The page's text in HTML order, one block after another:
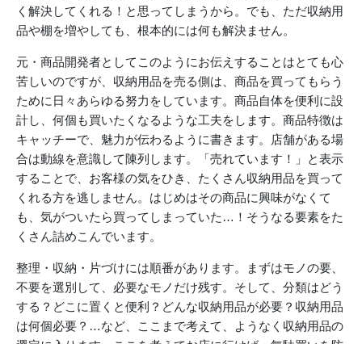
く解決してくれる！と思ってしまうから。でも、ただ収納用
品や棚を増やしても、根本的には何も解決ません。
元・商品開発者としてこのようにお伝えすることはとても心
苦しいのですが、収納用品を売る側は、商品を買ってもらう
ために日々あらゆる努力をしています。商品自体を便利に設
計し、何個も買いたくなるような工夫をします。商品特徴は
キャッチーで、魅力が伝わるように書きます。店舗がある場
合は動線を意識して陳列します。「売れています！」と表示
することで、お客様の気をひき、たくさん収納用品を買って
くれる方を逃しません。はじめはその商品に興味がなくて
も、気がついたら買ってしまっていた…！そうなる要素をた
くさん詰めこんでいます。
整理・収納・片づけには順番があります。まずはモノの要、
不要を選別して、必要なモノだけ残す。そして、分類はどう
する？どこに置くと便利？どんな収納用品が必要？収納用品
は何個必要？…など、ここまで考えて、ようなく収納用品の